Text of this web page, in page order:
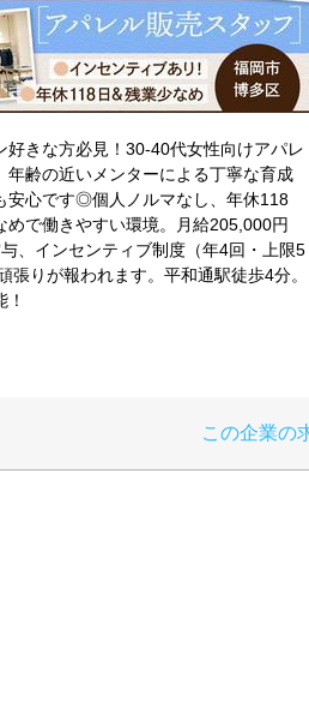
好きな方必見！30-40代女性向けアパレ
年齢の近いメンターによる丁寧な育成
安心です◎個人ノルマなし、年休118
めで働きやすい環境。月給205,000円
、インセンティブ制度（年4回・上限5
張りが報われます。平和通駅徒歩4分。
この企業の